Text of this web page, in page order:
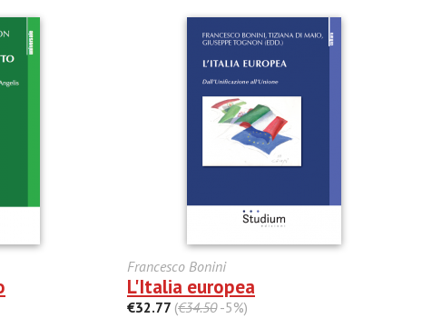
Francesco Bonini
L'Italia europea
€32.77 (€34.50-5%)